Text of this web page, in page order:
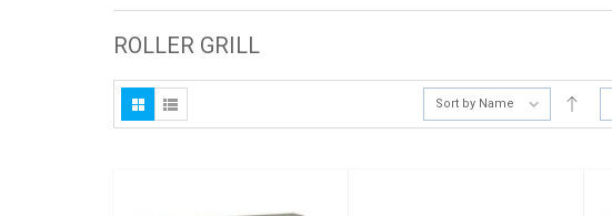
ROLLER GRILL
Sort by Name